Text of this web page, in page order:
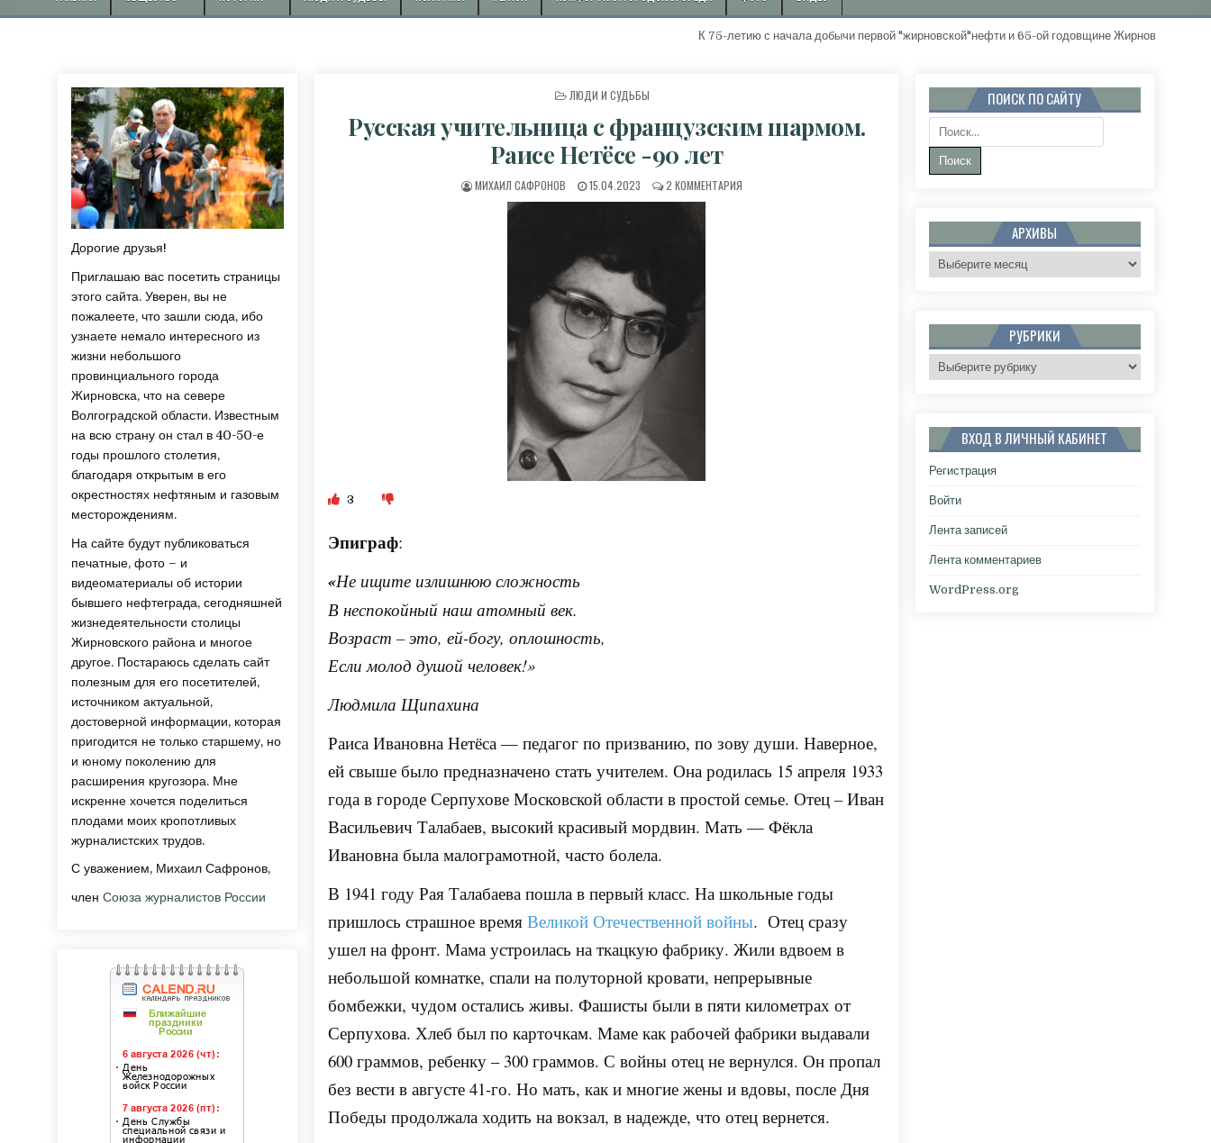
К 75-летию с начала добычи первой "жирновской"нефти и 65-ой годовщине Жирновского
ОПУБЛИКОВАНО В
ЛЮДИ И СУДЬБЫ
Русская учительница с французским шармом.
Раисе Нетёсе -90 лет
АВТОР:
МИХАИЛ САФРОНОВ ДАТА ПУБЛИКАЦИИ:
15.04.2023 2 КОММЕНТАРИЯ
3
Эпиграф:
«Не ищите излишнюю сложность
В неспокойный наш атомный век.
Возраст – это, ей-богу, оплошность,
Если молод душой человек!»
Людмила Щипахина
Раиса Ивановна Нетёса — педагог по призванию, по зову души. Наверное,
ей свыше было предназначено стать учителем. Она родилась 15 апреля 1933
года в городе Серпухове Московской области в простой семье. Отец – Иван
Васильевич Талабаев, высокий красивый мордвин. Мать — Фёкла
Ивановна была малограмотной, часто болела.
В 1941 году Рая Талабаева пошла в первый класс. На школьные годы
пришлось страшное времяВеликой Отечественной войны. Отец сразу
ушел на фронт. Мама устроилась на ткацкую фабрику. Жили вдвоем в
небольшой комнатке, спали на полуторной кровати, непрерывные
бомбежки, чудом остались живы. Фашисты были в пяти километрах от
Серпухова. Хлеб был по карточкам. Маме как рабочей фабрики выдавали
600 граммов, ребенку – 300 граммов. С войны отец не вернулся. Он пропал
без вести в августе 41-го. Но мать, как и многие жены и вдовы, после Дня
Победы продолжала ходить на вокзал, в надежде, что отец вернется.
Дорогие друзья!
Приглашаю вас посетить страницы
этого сайта. Уверен, вы не
пожалеете, что зашли сюда, ибо
узнаете немало интересного из
жизни небольшого
провинциального города
Жирновска, что на севере
Волгоградской области. Известным
на всю страну он стал в 40-50-е
годы прошлого столетия,
благодаря открытым в его
окрестностях нефтяным и газовым
месторождениям.
На сайте будут публиковаться
печатные, фото – и
видеоматериалы об истории
бывшего нефтеграда, сегодняшней
жизнедеятельности столицы
Жирновского района и многое
другое. Постараюсь сделать сайт
полезным для его посетителей,
источником актуальной,
достоверной информации, которая
пригодится не только старшему, но
и юному поколению для
расширения кругозора. Мне
искренне хочется поделиться
плодами моих кропотливых
журналистских трудов.
С уважением, Михаил Сафронов,
членСоюза журналистов России
ПОИСК ПО САЙТУ
Поиск:
АРХИВЫ
Архивы
РУБРИКИ
Рубрики
ВХОД В ЛИЧНЫЙ КАБИНЕТ
Регистрация
Войти
Лента записей
Лента комментариев
WordPress.org